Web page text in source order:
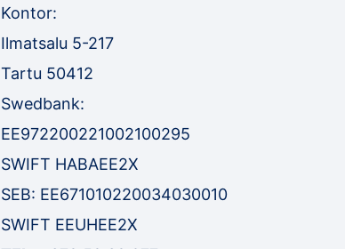
Kontor:
Ilmatsalu 5-217
Tartu 50412
Swedbank:
EE972200221002100295
SWIFT HABAEE2X
SEB: EE671010220034030010
SWIFT EEUHEE2X